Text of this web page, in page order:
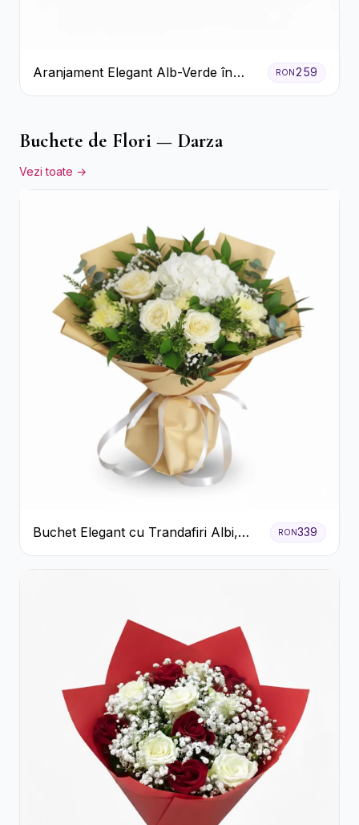
Aranjament Elegant Alb-Verde în
Cutie Gri
RON259
Buchete de Flori — Darza
Vezi toate →
Buchet Elegant cu Trandafiri Albi,
Hortensie și Crizanteme Crem
RON339